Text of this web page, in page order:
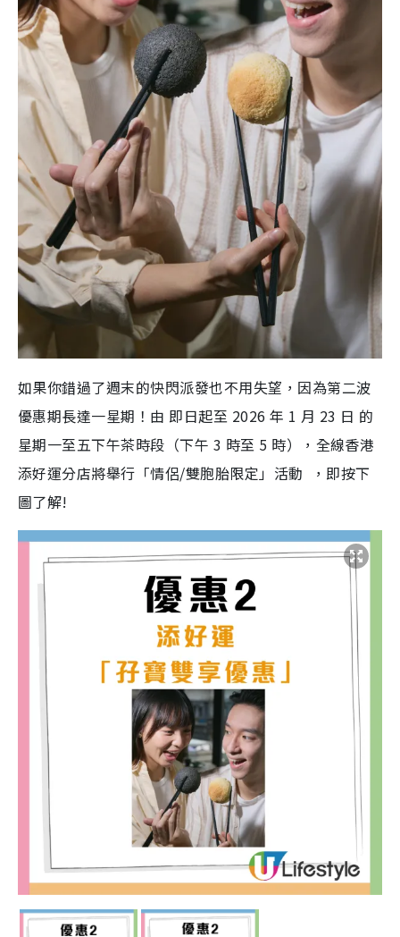
如果你錯過了週末的快閃派發也不用失望，因為第二波
優惠期長達一星期！由 即日起至 2026 年 1 月 23 日 的
星期一至五下午茶時段（下午 3 時至 5 時），全線香港
添好運分店將舉行「情侶/雙胞胎限定」活動 ，即按下
圖了解!